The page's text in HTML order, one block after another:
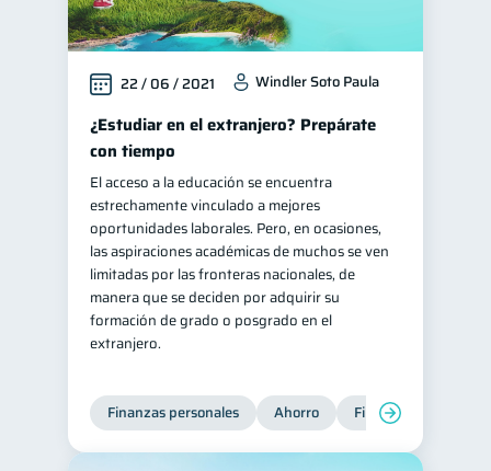
22 / 06 / 2021 Windler Soto Paula
¿Estudiar en el extranjero? Prepárate
con tiempo
El acceso a la educación se encuentra
estrechamente vinculado a mejores
oportunidades laborales. Pero, en ocasiones,
las aspiraciones académicas de muchos se ven
limitadas por las fronteras nacionales, de
manera que se deciden por adquirir su
formación de grado o posgrado en el
extranjero.
Finanzas personales Ahorro Finanzas para